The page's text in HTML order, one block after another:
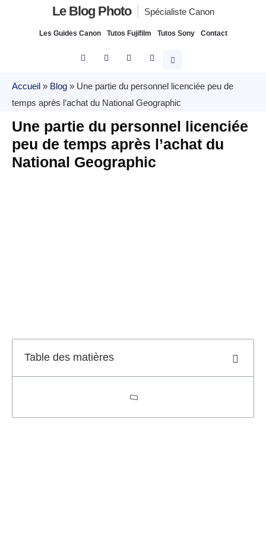
Le Blog Photo Spécialiste Canon
Les Guides Canon Tutos Fujifilm Tutos Sony Contact
Accueil » Blog » Une partie du personnel licenciée peu de
temps après l’achat du National Geographic
Une partie du personnel licenciée
peu de temps après l’achat du
National Geographic
Table des matières